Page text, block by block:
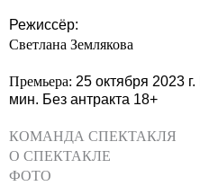
Режиссёр:
Светлана Землякова
Премьера: 25 октября 2023 г.
мин. Без антракта 18+
КОМАНДА СПЕКТАКЛЯ
О СПЕКТАКЛЕ
ФОТО